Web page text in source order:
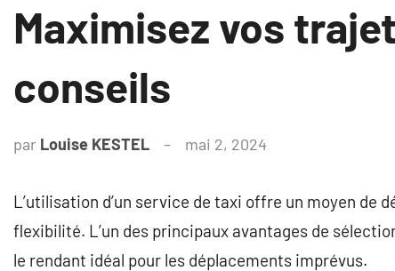
Maximisez vos
conseils
par Louise KESTEL mai 2, 2024
L’utilisation d’un service de taxi offre un moyen de
flexibilité. L’un des principaux avantages de
le rendant idéal pour les déplacements imprévus.